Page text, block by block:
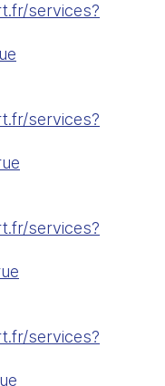
services?
services?
services?
services?